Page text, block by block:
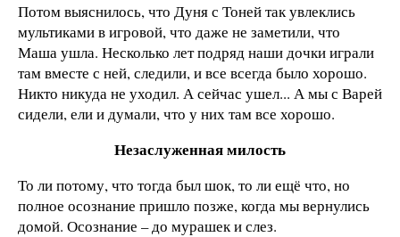
Потом выяснилось, что Дуня с Тоней так увлеклись
мультиками в игровой, что даже не заметили, что
Маша ушла. Несколько лет подряд наши дочки играли
там вместе с ней, следили, и все всегда было хорошо.
Никто никуда не уходил. А сейчас ушел... А мы с Варей
сидели, ели и думали, что у них там все хорошо.
Незаслуженная милость
То ли потому, что тогда был шок, то ли ещё что, но
полное осознание пришло позже, когда мы вернулись
домой. Осознание – до мурашек и слез.